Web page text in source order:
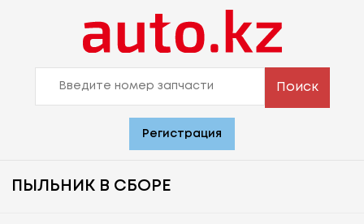
Поиск
Регистрация
ПЫЛЬНИК В СБОРЕ